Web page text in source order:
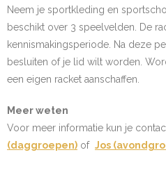
Neem je sportkleding en
beschikt over 3 speelvelden. De
kennismakingsperiode. Na deze
besluiten of je lid wilt worden.
een eigen racket aanschaffen.
Meer weten
Voor meer informatie kun je
(daggroepen) of Jos